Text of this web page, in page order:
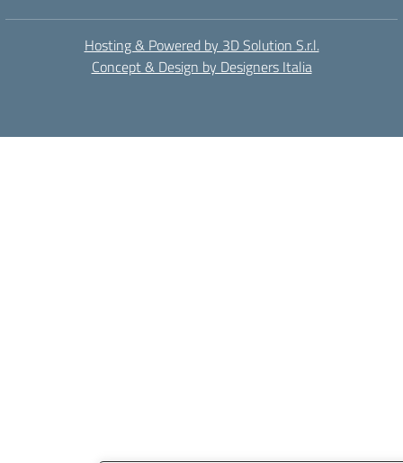
Hosting & Powered by 3D Solution S.r.l.
Concept & Design by Designers Italia